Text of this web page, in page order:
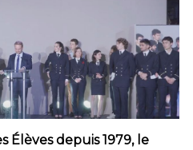
Élèves depuis 1979, le